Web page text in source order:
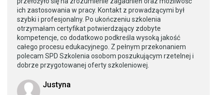
ich zastosowania w pracy. Kontakt z prowadzącymi był
szybki i profesjonalny. Po ukończeniu szkolenia
otrzymałam certyfikat potwierdzający zdobyte
kompetencje, co dodatkowo podkreśla wysoką jakość
całego procesu edukacyjnego. Z pełnym przekonaniem
polecam SPD Szkolenia osobom poszukującym rzetelnej i
dobrze przygotowanej oferty szkoleniowej.
Justyna